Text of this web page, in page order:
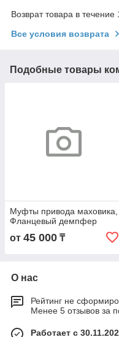
Возврат товара в
Все условия возврата
Подобные товары
Муфты привода маховика,
Фланцевый демпфер ​​​​​​​
от 45 000 ₸
О нас
Рейтинг не
Менее 5 отзывов за
Работает с